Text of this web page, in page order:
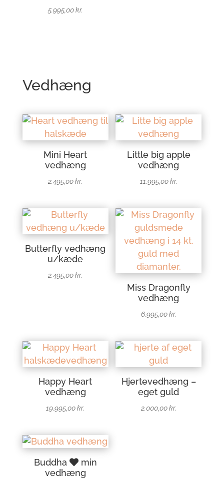
5.995,00kr.
Vedhæng
Mini Heart
vedhæng
2.495,00kr.
Little big apple
vedhæng
11.995,00kr.
Butterfly vedhæng
u/kæde
2.495,00kr.
Miss Dragonfly
vedhæng
6.995,00kr.
Happy Heart
vedhæng
19.995,00kr.
Hjertevedhæng –
eget guld
2.000,00kr.
Buddha
min
vedhæng